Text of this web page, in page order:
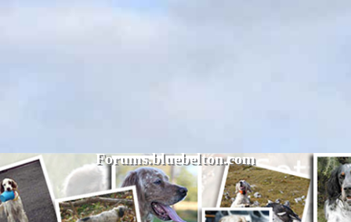
Forums.bluebelton.com